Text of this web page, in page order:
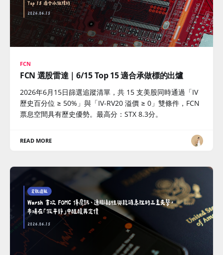
FCN
FCN 選股雷達｜6/15 Top 15 適合承做標的出爐
2026年6月15日篩選追蹤清單，共 15 支美股同時通過「IV
歷史百分位 ≥ 50%」與「IV-RV20 溢價 ≥ 0」雙條件，FCN
票息空間具有歷史優勢。最高分：STX 8.3分。
READ MORE